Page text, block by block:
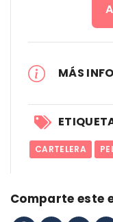
MÁS
CARTELERA
Comparte este